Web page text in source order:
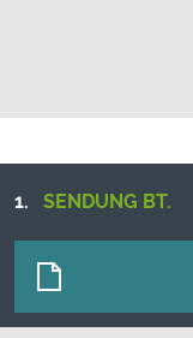
1. SENDUNG BT.